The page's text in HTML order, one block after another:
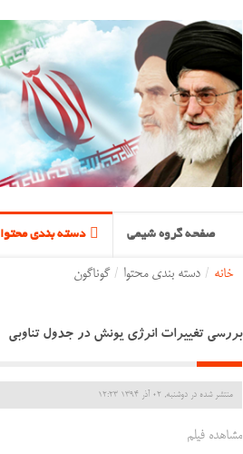
صفحه گروه شیمی دسته بندی محتوا
خانه / دسته بندی محتوا / گوناگون
بررسی تغییرات انرژی یونش در جدول تناوبی
منتشر شده در دوشنبه, 02 آذر 1394 12:23
مشاهده فیلم